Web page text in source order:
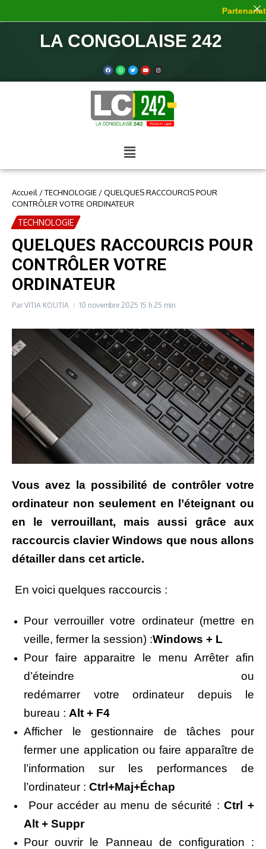
LA CONGOLAISE 242
Accueil /TECHNOLOGIE /QUELQUES RACCOURCIS POUR
CONTRÔLER VOTRE ORDINATEUR
TECHNOLOGIE
QUELQUES RACCOURCIS POUR
CONTRÔLER VOTRE
ORDINATEUR
ParVITIA KOUTIA 10 novembre 2025 15 h 25 min
Vous avez la possibilité de contrôler votre
ordinateur non seulement en l’éteignant ou
en le verrouillant, maisaussi grâce aux
raccourcis clavier Windows que nous allons
détailler dans cet article.
En voici quelques raccourcis :
Pour verrouillervotre ordinateur (mettre en
veille, fermer la session) :Windows + L
Pour faire apparaitre le menu Arrêterafin
d’éteindre ou
redémarrer votre ordinateur depuis le
bureau : Alt + F4
Afficher le gestionnaire de tâches pour
fermer une application ou faire apparaître de
l’information sur les performances de
l’ordinateur : Ctrl+Maj+Échap
Pouraccéder au menu de sécurité :Ctrl +
Alt + Suppr
Pour ouvrir le Panneau de configuration :
Partenariat